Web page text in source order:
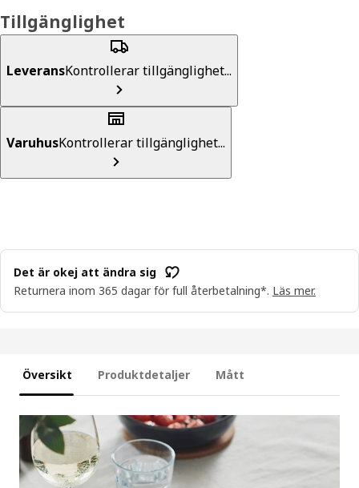
Tillgänglighet
LeveransKontrollerar tillgänglighet...
VaruhusKontrollerar tillgänglighet...
Det är okej att ändra sig
Returnera inom 365 dagar för full återbetalning*. Läs mer.
Översikt Produktdetaljer Mått